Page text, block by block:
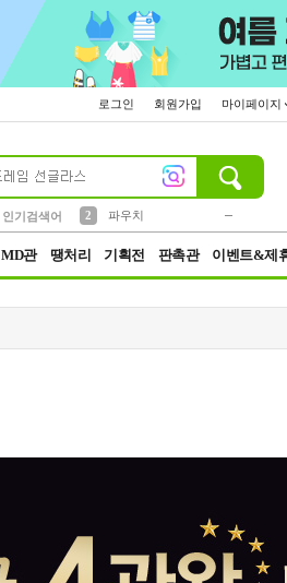
로그인 회원가입 마이페이지
인기검색어
2
파우치
MD관 땡처리 기획전 판촉관 이벤트&제